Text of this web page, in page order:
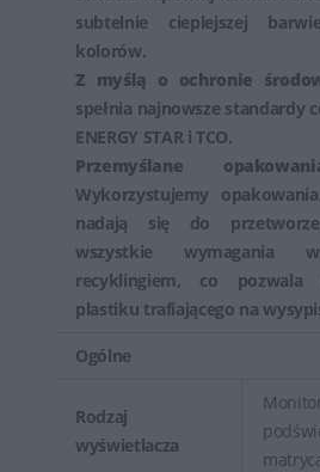
subtelnie cieplejszej
kolorów.
Z myślą o ochronie
spełnia najnowsze standardy
ENERGY STAR i TCO.
Przemyślane
Wykorzystujemy
nadają się do
wszystkie wymagania
recyklingiem, co pozwala
plastiku trafiającego na
Ogólne
Rodzaj
wyświetlacza